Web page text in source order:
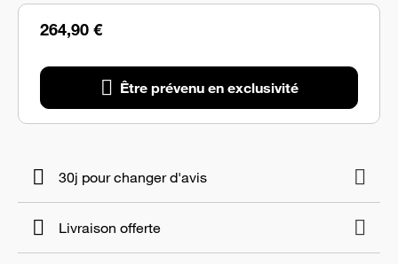
264,90 €
Être prévenu en exclusivité
30j pour changer d'avis
Livraison offerte